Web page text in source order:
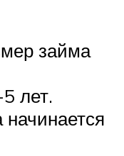
займа
лет.
начинается